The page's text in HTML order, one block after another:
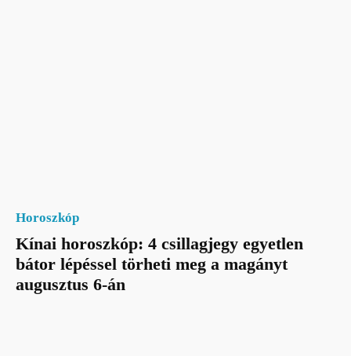
Horoszkóp
Kínai horoszkóp: 4 csillagjegy egyetlen
bátor lépéssel törheti meg a magányt
augusztus 6-án